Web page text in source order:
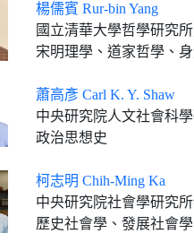
楊儒賓 Rur-bin Yang
國立清華大學哲學研究所暨通識教育中心合聘
宋明理學、道家哲學、身體理論
蕭高彥 Carl K. Y. Shaw
中央研究院人文社會科學研究中心
政治思想史
柯志明 Chih-Ming Ka
中央研究院社會學研究所特
歷史社會學、發展社會學、農民研究、工